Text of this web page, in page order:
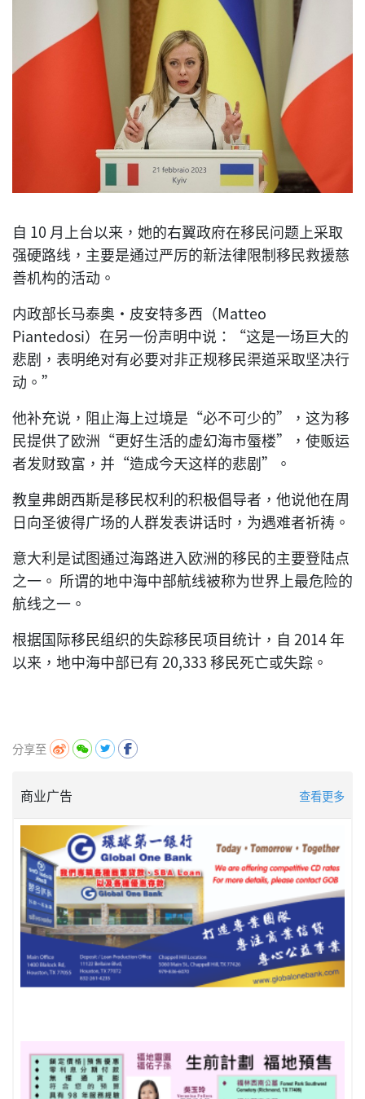
自 10 月上台以来，她的右翼政府在移民问题上采取
强硬路线，主要是通过严厉的新法律限制移民救援慈
善机构的活动。
内政部长马泰奥·皮安特多西（Matteo
Piantedosi）在另一份声明中说：“这是一场巨大的
悲剧，表明绝对有必要对非正规移民渠道采取坚决行
动。”
他补充说，阻止海上过境是“必不可少的”，这为移
民提供了欧洲“更好生活的虚幻海市蜃楼”，使贩运
者发财致富，并“造成今天这样的悲剧”。
教皇弗朗西斯是移民权利的积极倡导者，他说他在周
日向圣彼得广场的人群发表讲话时，为遇难者祈祷。
意大利是试图通过海路进入欧洲的移民的主要登陆点
之一。 所谓的地中海中部航线被称为世界上最危险的
航线之一。
根据国际移民组织的失踪移民项目统计，自 2014 年
以来，地中海中部已有 20,333 移民死亡或失踪。
分享至
商业广告 查看更多